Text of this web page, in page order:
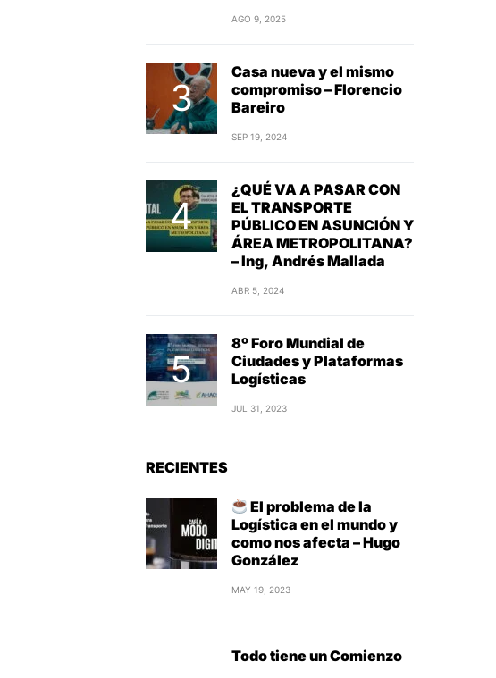
AGO 9, 2025
Casa nueva y el mismo
compromiso – Florencio
Bareiro
SEP 19, 2024
¿QUÉ VA A PASAR CON
EL TRANSPORTE
PÚBLICO EN ASUNCIÓN Y
ÁREA METROPOLITANA?
– Ing, Andrés Mallada
ABR 5, 2024
8º Foro Mundial de
Ciudades y Plataformas
Logísticas
JUL 31, 2023
RECIENTES
El problema de la
Logística en el mundo y
como nos afecta – Hugo
González
MAY 19, 2023
Todo tiene un Comienzo